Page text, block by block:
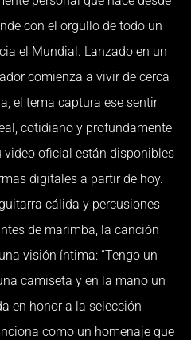
con el orgullo de todo un
el Mundial. Lanzado en un
comienza a vivir de cerca
el tema captura ese sentir
cotidiano y profundamente
video oficial están disponibles
digitales a partir de hoy.
cálida y percusiones
de marimba, la canción
visión íntima: “Tengo un
camiseta y en la mano un
en honor a la selección
como un homenaje que